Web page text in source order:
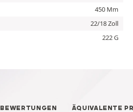
450 Mm
22/18 Zoll
222 G
BEWERTUNGEN ÄQUIVALENTE